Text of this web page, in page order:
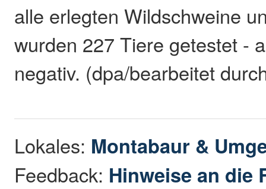
alle erlegten Wildschweine
wurden 227 Tiere getestet -
negativ. (dpa/bearbeitet
Lokales: Montabaur &
Feedback: Hinweise an die